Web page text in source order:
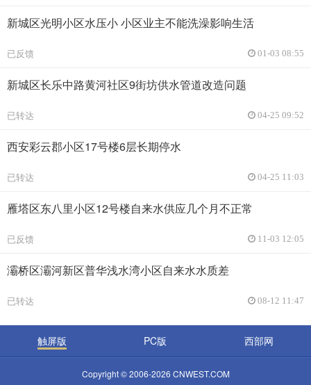
新城区光明小区水压小 小区业主不能洗澡影响生活
已反馈 01-03 08:55
新城区长乐中路黄河社区9街坊供水管道改造问题
已转达 04-25 09:52
西安彩云郡小区17号楼6层长期停水
已转达 04-25 11:03
雁塔区东八里小区12号楼自来水供应几个月不正常
已反馈 11-03 12:05
灞桥区灞河新区普华浅水湾小区自来水水质差
已转达 08-12 11:47
触屏版 PC版 西部网
Copyright © 2006-2026 CNWEST.COM